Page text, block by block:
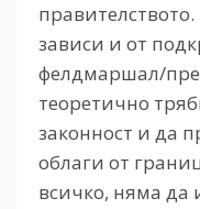
зависи и от
фелдмаршал/
теоретично
законност и да
облаги от
всичко, няма да